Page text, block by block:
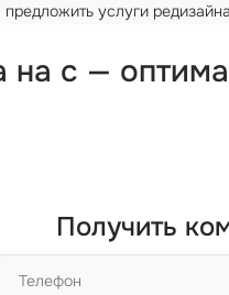
услуги
на с —
Получить